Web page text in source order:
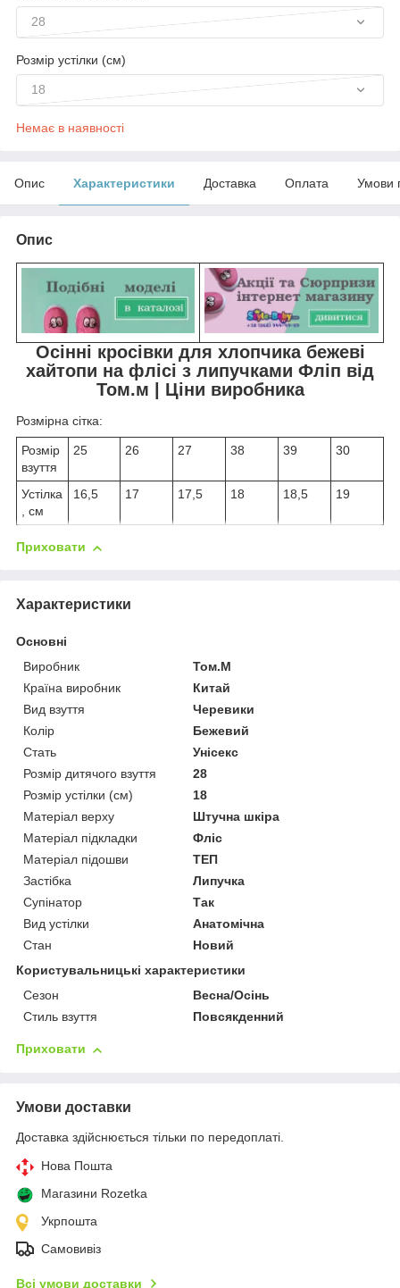
28
Розмір устілки (см)
18
Немає в наявності
Опис Характеристики Доставка Оплата Умови
Опис
Осінні кросівки для хлопчика бежеві
хайтопи на флісі з липучками Фліп від
Том.м | Ціни виробника
Розмірна сітка:
Розмір
взуття
25 26 27 38 39 30
Устілка
, см
16,5 17 17,5 18 18,5 19
Приховати
Характеристики
Основні
Виробник
Том.М
Країна виробник
Китай
Вид взуття
Черевики
Колір
Бежевий
Стать
Унісекс
Розмір дитячого взуття
28
Розмір устілки (см)
18
Матеріал верху
Штучна шкіра
Матеріал підкладки
Фліс
Матеріал підошви
ТЕП
Застібка
Липучка
Супінатор
Так
Вид устілки
Анатомічна
Стан
Новий
Користувальницькі характеристики
Сезон
Весна/Осінь
Стиль взуття
Повсякденний
Приховати
Умови доставки
Доставка здійснюється тільки по передоплаті.
Нова Пошта
Магазини Rozetka
Укрпошта
Самовивіз
Всі умови доставки